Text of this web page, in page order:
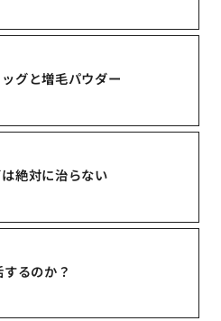
グと増毛パウダー
絶対に治らない
るのか？